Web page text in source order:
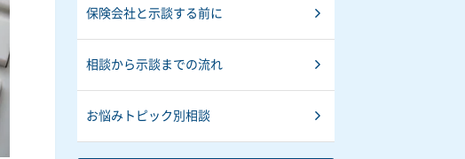
保険会社と示談する前に
相談から示談までの流れ
お悩みトピック別相談